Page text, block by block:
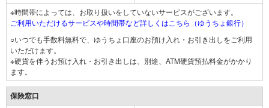
※時間帯によっては、お取り扱いをしていないサービスがございます。
ご利用いただけるサービスや時間帯など詳しくはこちら（ゆうちょ銀行）
○いつでも手数料無料で、ゆうちょ口座のお預け入れ・お引き出しをご利用
いただけます。
※硬貨を伴うお預け入れ・お引き出しは、別途、ATM硬貨預払料金がかかり
ます。
保険窓口